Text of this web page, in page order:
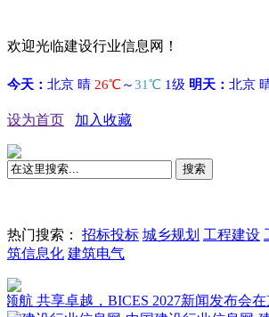
欢迎光临建设行业信息网！
设为首页 加入收藏
搜索
热门搜索： 招标投标 城乡规划 工程建设
筑信息化 建筑电气
共享卓越，BICES 2027新闻发布会在京